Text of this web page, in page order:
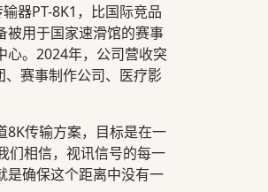
器PT-8K1，比国际竞品
被用于国家速滑馆的赛事
心。2024年，公司营收突
赛事制作公司、医疗影
8K传输方案，目标是在一
们相信，视讯信号的每一
是确保这个距离中没有一